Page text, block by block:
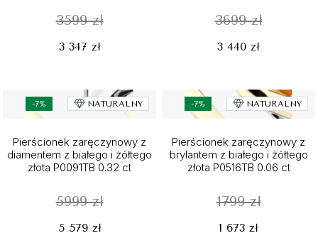
3599 zł
3 347 zł
3699 zł
3 440 zł
-7% NATURALNY
Pierścionek zaręczynowy z
diamentem z białego i żółtego
złota P0091TB 0.32 ct
5999 zł
5 579 zł
-7% NATURALNY
Pierścionek zaręczynowy z
brylantem z białego i żółtego
złota P0516TB 0.06 ct
1799 zł
1 673 zł